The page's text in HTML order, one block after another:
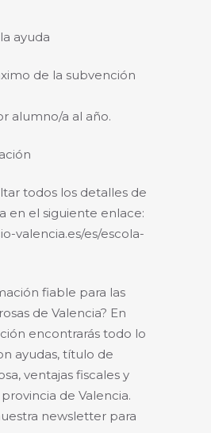
ayuda
de la subvención
alumno/a al año.
todos los detalles de
en el siguiente enlace:
valencia.es/es/escola-
fiable para las
de Valencia? En
encontrarás todo lo
ayudas, título de
ventajas fiscales y
de Valencia.
newsletter para